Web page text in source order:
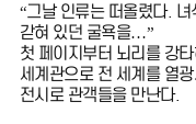
“그날 인류는 떠올렸다.
갇혀 있던 굴욕을…”
첫 페이지부터 뇌리를 강
세계관으로 전 세계를 열
전시로 관객들을 만난다.